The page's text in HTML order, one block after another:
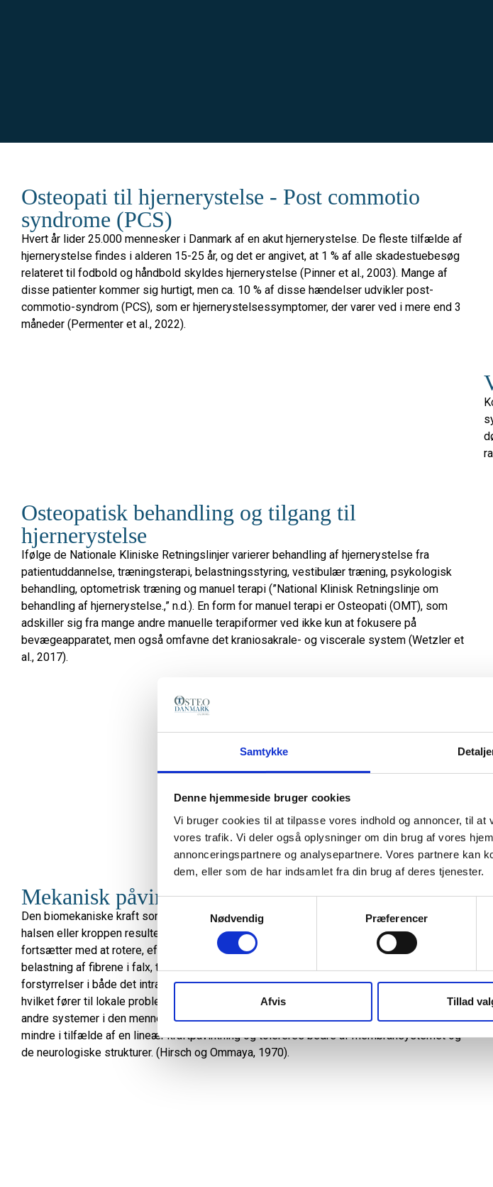
Samtykke
Denne hjemmeside bruger cookies
Vi bruger cookies til at tilpasse vores indhold og annoncer, til
vores trafik. Vi deler også oplysninger om din brug af vores
annonceringspartnere og analysepartnere. Vores partnere kan
dem, eller som de har indsamlet fra din brug af deres tjenester.
Samtykkevalg
Nødvendig
Præferencer
Afvis Tillad
Osteopati til hjernerystelse - Post commotio
syndrome (PCS)
Hvert år lider 25.000 mennesker i Danmark af en akut hjernerystelse. De fleste tilfælde af
hjernerystelse findes i alderen 15-25 år, og det er angivet, at 1 % af alle skadestuebesøg
relateret til fodbold og håndbold skyldes hjernerystelse (Pinner et al., 2003). Mange af
disse patienter kommer sig hurtigt, men ca. 10 % af disse hændelser udvikler post-
commotio-syndrom (PCS), som er hjernerystelsessymptomer, der varer ved i mere end 3
måneder (Permenter et al., 2022).
Osteopatisk behandling og tilgang til
hjernerystelse
Ifølge de Nationale Kliniske Retningslinjer varierer behandling af hjernerystelse fra
patientuddannelse, træningsterapi, belastningsstyring, vestibulær træning, psykologisk
behandling, optometrisk træning og manuel terapi (”National Klinisk Retningslinje om
behandling af hjernerystelse.,” n.d.). En form for manuel terapi er Osteopati (OMT), som
adskiller sig fra mange andre manuelle terapiformer ved ikke kun at fokusere på
bevægeapparatet, men også omfavne det kraniosakrale- og viscerale system (Wetzler et
al., 2017).
Mekanisk påvirkning
Den biomekaniske kraft som følge af et direkte eller indirekte slag mod hovedet, ansigtet,
halsen eller kroppen resulterer ofte i en rotation af hjernen i forhold til kraniet. Hjernen
fortsætter med at rotere, efter at kraniets bevægelse er stoppet, hvilket fører til øget
belastning af fibrene i falx, tentorium og corpus callosum. Dette kan forårsage
forstyrrelser i både det intrakraniale membransystem såvel som det neurologiske system,
hvilket fører til lokale problemer relateret til kraniet, men også symptomer projiceret ind i
andre systemer i den menneskelige krop (Hernandez et al., 2019). Hjernens rotation er
mindre i tilfælde af en lineær kraftpåvirkning og tolereres bedre af membransystemet og
de neurologiske strukturer. (Hirsch og Ommaya, 1970).